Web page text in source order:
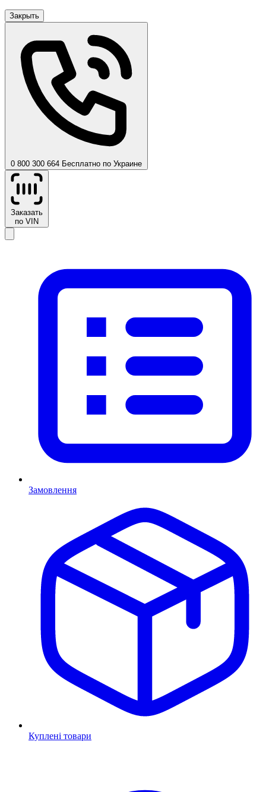
Закрыть
0 800 300 664 Бесплатно по Украине
Заказать
по VIN
Замовлення
Куплені товари